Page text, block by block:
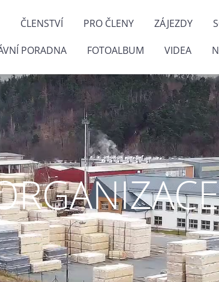
ČLENSTVÍ PRO ČLENY ZÁJEZDY
PORADNA FOTOALBUM VIDEA